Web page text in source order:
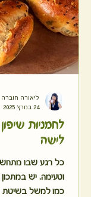
לחמניות
לישה
כל רגע שבו
וטעימה. יש במתכון
כמו למשל בשיטת
ליאורה חוברה
24 במרץ 2025